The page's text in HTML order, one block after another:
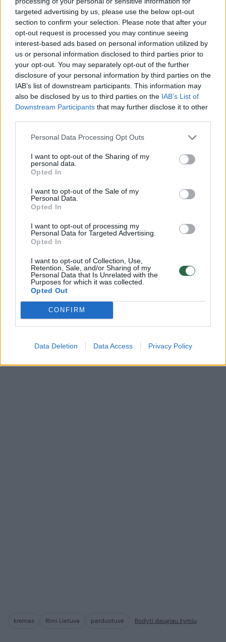
targeted advertising by us, please use the below opt-out
section to confirm your selection. Please note that after your
opt-out request is processed you may continue seeing
interest-based ads based on personal information utilized by
us or personal information disclosed to third parties prior to
your opt-out. You may separately opt-out of the further
disclosure of your personal information by third parties on the
IAB’s list of downstream participants. This information may
also be disclosed by us to third parties on the IAB’s List of
Downstream Participants that may further disclose it to other
Personal Data Processing Opt Outs
I want to opt-out of the Sharing of my
personal data.
Opted In
I want to opt-out of the Sale of my
Personal Data.
Opted In
I want to opt-out of processing my
Personal Data for Targeted Advertising.
Opted In
I want to opt-out of Collection, Use,
Retention, Sale, and/or Sharing of my
Personal Data that Is Unrelated with the
Purposes for which it was collected.
Opted Out
CONFIRM
Data Deletion Data Access Privacy Policy
Prekybos tinkle pirktoje
duonoje – netikėtas radinys:
skubiai atšaukė visą partiją
(1)
aptiko
Prekė: Losjonas vaikams nuo saulės
54402730126, Partijos Nr. 30559
Tiekėjas: Lenova UAB Gamintojas: Australian
Gold, LLC, 8001 Woodland Dr, Indianapolis, IN
46278, JAV
Į „Rimi“ pristatyta: 2024 m.
kremas Rimi Lietuva parduotuvė Rodyti daugiau žymių